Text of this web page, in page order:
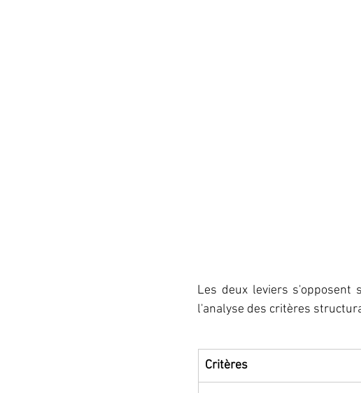
Les deux leviers
l'analyse des critères
Critères